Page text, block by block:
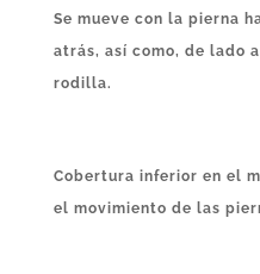
Se mueve con la pierna
atrás, así como, de lado
rodilla.
Cobertura inferior en el
el movimiento de las